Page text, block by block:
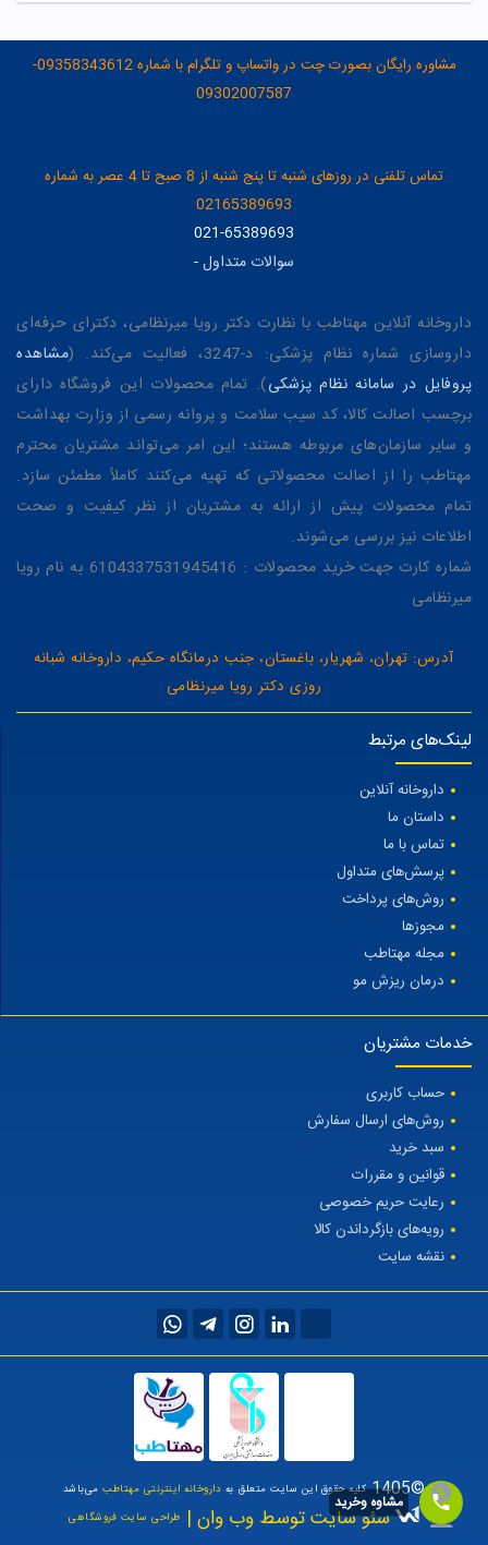
مشاوره رایگان بصورت چت در واتساپ و تلگرام با شماره 09358343612-
09302007587
تماس تلفنی در روزهای شنبه تا پنج شنبه از 8 صبح تا 4 عصر به شماره
02165389693
021-65389693
سوالات متداول-
داروخانه آنلاین مهتاطب با نظارت دکتر رویا میرنظامی، دکترای حرفه‌ای
داروسازی شماره نظام پزشکی: د-3247، فعالیت می‌کند. (
مشاهده
پروفایل در سامانه نظام پزشکی). تمام محصولات این فروشگاه دارای
برچسب اصالت کالا، کد سیب سلامت و پروانه رسمی از وزارت بهداشت
و سایر سازمان‌های مربوطه هستند؛ این امر می‌تواند مشتریان محترم
مهتاطب را از اصالت محصولاتی که تهیه می‌کنند کاملاً مطمئن سازد.
تمام محصولات پیش از ارائه به مشتریان از نظر کیفیت و صحت
اطلاعات نیز بررسی می‌شوند.
شماره کارت جهت خرید محصولات : 6104337531945416 به نام رویا
میرنظامی
آدرس: تهران، شهریار، باغستان، جنب درمانگاه حکیم، داروخانه شبانه
روزی دکتر رویا میرنظامی
لینک‌های مرتبط
داروخانه آنلاین
داستان ما
تماس با ما
پرسش‌های متداول
روش‌های پرداخت
مجوزها
مجله مهتاطب
درمان ریزش مو
خدمات مشتریان
حساب کاربری
روش‌های ارسال سفارش
سبد خرید
قوانین و مقررات
رعایت حریم خصوصی
رویه‌های بازگرداندن کالا
نقشه سایت
©1405 کلیه حقوق این سایت متعلق به داروخانه اینترنتی مهتاطبمی‌باشد
سئو سایت توسط وب وان | طراحی سایت فروشگاهی
مشاوه وخرید